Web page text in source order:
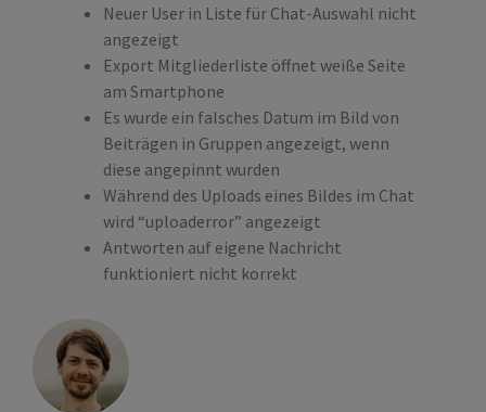
Neuer User in Liste für Chat-Auswahl nicht
angezeigt
Export Mitgliederliste öffnet weiße Seite
am Smartphone
Es wurde ein falsches Datum im Bild von
Beiträgen in Gruppen angezeigt, wenn
diese angepinnt wurden
Während des Uploads eines Bildes im Chat
wird “uploaderror” angezeigt
Antworten auf eigene Nachricht
funktioniert nicht korrekt